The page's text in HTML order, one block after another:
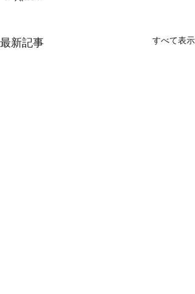
最新記事 すべて表示